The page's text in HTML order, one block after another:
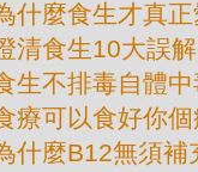
什麼食生才真
清食生10大誤解
生不排毒自體
療可以食好你
什麼B12無須補